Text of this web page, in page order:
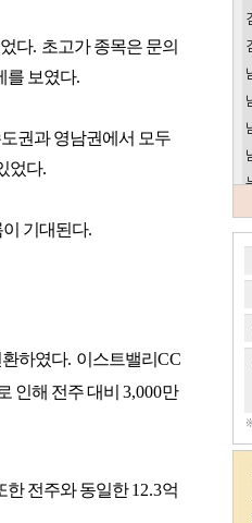
다. 초고가 종목은 문의
를 보였다.
권과 영남권에서 모두
었다.
기대된다.
하였다. 이스트밸리 CC
인해 전주 대비 3,000만
한 전주와 동일한12.3억